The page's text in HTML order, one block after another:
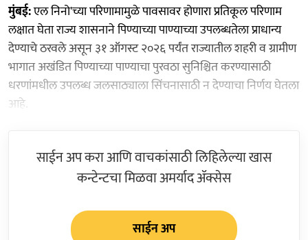
मुंबई:एल निनो'च्या परिणामामुळे पावसावर होणारा प्रतिकूल परिणाम
लक्षात घेता राज्य शासनाने पिण्याच्या पाण्याच्या उपलब्धतेला प्राधान्य
देण्याचे ठरवले असून ३१ ऑगस्ट २०२६ पर्यंत राज्यातील शहरी व ग्रामीण
भागात अखंडित पिण्याच्या पाण्याचा पुरवठा सुनिश्चित करण्यासाठी
धरणांमधील उपलब्ध जलसाठ्याला सिंचनासाठी न देण्याचा निर्णय घेतला
आहे.
साईन अप करा आणि वाचकांसाठी लिहिलेल्या खास
कन्टेन्टचा मिळवा अमर्याद ॲक्सेस
साईन अप